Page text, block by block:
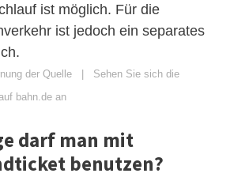
ist möglich. Für die
ist jedoch ein separates
der Quelle | Sehen Sie sich die
bahn.de an
darf man mit
benutzen?